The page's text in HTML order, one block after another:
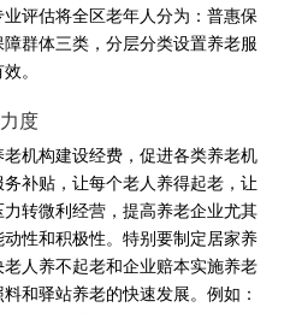
评估将全区老年人分为：普惠保
群体三类，分层分类设置养老服
。
度
机构建设经费，促进各类养老机
补贴，让每个老人养得起老，让
转微利经营，提高养老企业尤其
性和积极性。特别要制定居家养
人养不起老和企业赔本实施养老
和驿站养老的快速发展。例如：